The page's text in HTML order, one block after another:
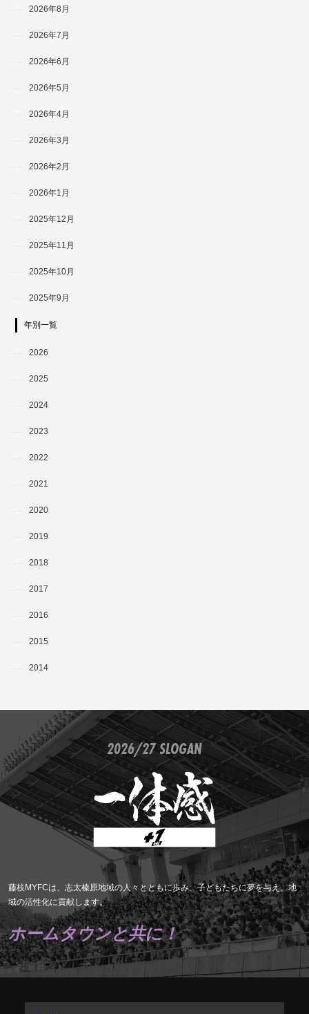
2026年8月
2026年7月
2026年6月
2026年5月
2026年4月
2026年3月
2026年2月
2026年1月
2025年12月
2025年11月
2025年10月
2025年9月
年別一覧
2026
2025
2024
2023
2022
2021
2020
2019
2018
2017
2016
2015
2014
2026/27 SLOGAN
藤枝MYFCは、志太榛原地域の人々とともに歩み、子どもたちに夢を与え、地
域の活性化に貢献します。
ホームタウンと共に！